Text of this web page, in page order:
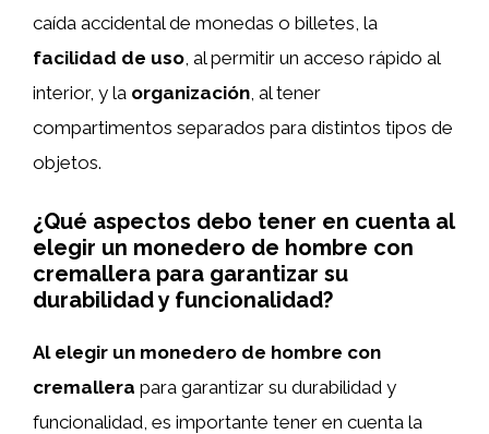
caída accidental de monedas o billetes, la
facilidad de uso, al permitir un acceso rápido al
interior, y la organización, al tener
compartimentos separados para distintos tipos de
objetos.
¿Qué aspectos debo tener en cuenta al
elegir un monedero de hombre con
cremallera para garantizar su
durabilidad y funcionalidad?
Al elegir un monedero de hombre con
cremallera para garantizar su durabilidad y
funcionalidad, es importante tener en cuenta la